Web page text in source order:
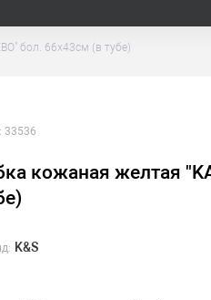
бол. 66х43см (в тубе)
33536
кожаная желтая
K&S